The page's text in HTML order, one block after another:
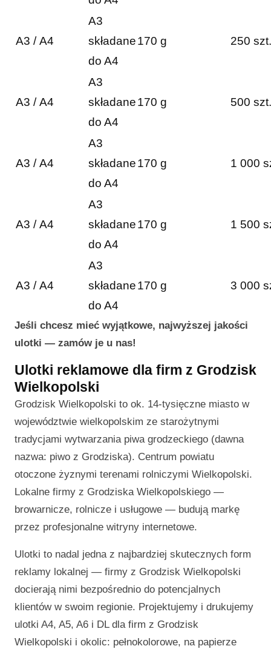
A3 / A4
A3
składane
do A4
170 g 250 szt.
A3 / A4
A3
składane
do A4
170 g 500 szt.
A3 / A4
A3
składane
do A4
170 g 1 000
A3 / A4
A3
składane
do A4
170 g 1 500
A3 / A4
A3
składane
do A4
170 g 3 000
Jeśli chcesz mieć wyjątkowe, najwyższej jakości
ulotki — zamów je u nas!
Ulotki reklamowe dla firm z Grodzisk
Wielkopolski
Grodzisk Wielkopolski to ok. 14-tysięczne miasto w
województwie wielkopolskim ze starożytnymi
tradycjami wytwarzania piwa grodzeckiego (dawna
nazwa: piwo z Grodziska). Centrum powiatu
otoczone żyznymi terenami rolniczymi Wielkopolski.
Lokalne firmy z Grodziska Wielkopolskiego —
browarnicze, rolnicze i usługowe — budują markę
przez profesjonalne witryny internetowe.
Ulotki to nadal jedna z najbardziej skutecznych form
reklamy lokalnej — firmy z Grodzisk Wielkopolski
docierają nimi bezpośrednio do potencjalnych
klientów w swoim regionie. Projektujemy i drukujemy
ulotki A4, A5, A6 i DL dla firm z Grodzisk
Wielkopolski i okolic: pełnokolorowe, na papierze